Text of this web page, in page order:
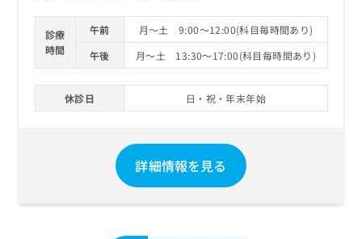
診療
時間
午前
月～土 9:00～12:00(科目毎時間あり)
午後
月～土 13:30～17:00(科目毎時間あり)
休診日 日・祝・年末年始
詳細情報を見る